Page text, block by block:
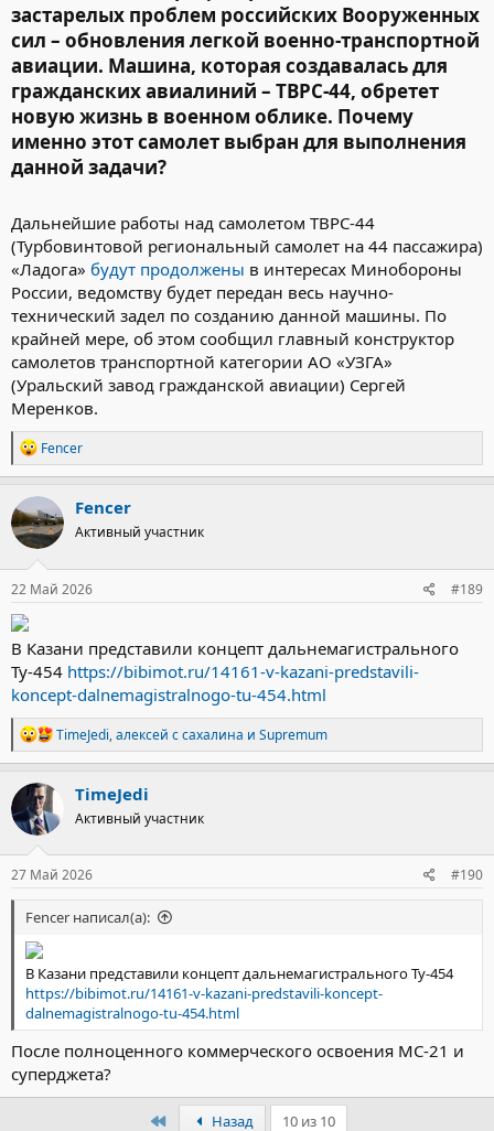
застарелых проблем российских Вооруженных
сил – обновления легкой военно-транспортной
авиации. Машина, которая создавалась для
гражданских авиалиний – ТВРС-44, обретет
новую жизнь в военном облике. Почему
именно этот самолет выбран для выполнения
данной задачи?​
Дальнейшие работы над самолетом ТВРС-44
(Турбовинтовой региональный самолет на 44 пассажира)
«Ладога» будут продолжены в интересах Минобороны
России, ведомству будет передан весь научно-
технический задел по созданию данной машины. По
крайней мере, об этом сообщил главный конструктор
самолетов транспортной категории АО «УЗГА»
(Уральский завод гражданской авиации) Сергей
Меренков.
Р
е
а
к
ц
и
и
:
Fencer
Fencer
Активный участник
22 Май 2026 #189
В Казани представили концепт дальнемагистрального
Ту-454 https://bibimot.ru/14161-v-kazani-predstavili-
koncept-dalnemagistralnogo-tu-454.html
Р
е
а
и
:
TimeJedi,алексей с сахалина и Supremum
TimeJedi
Активный участник
27 Май 2026 #190
Fencer написал(а):
В Казани представили концепт дальнемагистрального Ту-454
https://bibimot.ru/14161-v-kazani-predstavili-koncept-
dalnemagistralnogo-tu-454.html
После полноценного коммерческого освоения МС-21 и
суперджета?
ПервыйНазад 10 из 10